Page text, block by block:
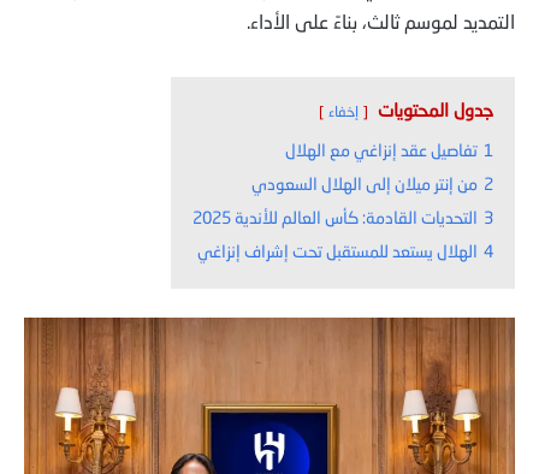
التمديد لموسم ثالث، بناءً على الأداء.
جدول المحتويات إخفاء
1 تفاصيل عقد إنزاغي مع الهلال
2 من إنتر ميلان إلى الهلال السعودي
3 التحديات القادمة: كأس العالم للأندية 2025
4 الهلال يستعد للمستقبل تحت إشراف إنزاغي